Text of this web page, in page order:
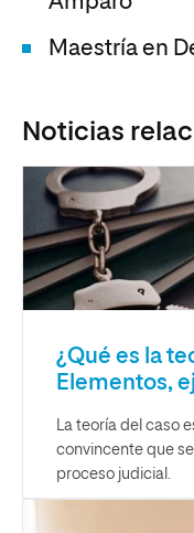
Maestría en
Noticias
¿Qué es la
Elementos,
La teoría del caso
convincente que
proceso judicial.